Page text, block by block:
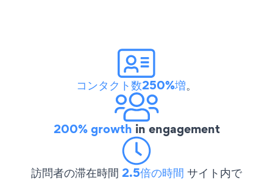
コンタクト数250%増。
200% growth in engagement
訪問者の滞在時間 2.5倍の時間 サイト内で